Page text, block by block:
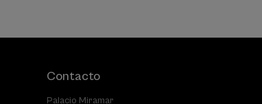
Contacto
Palacio Miramar